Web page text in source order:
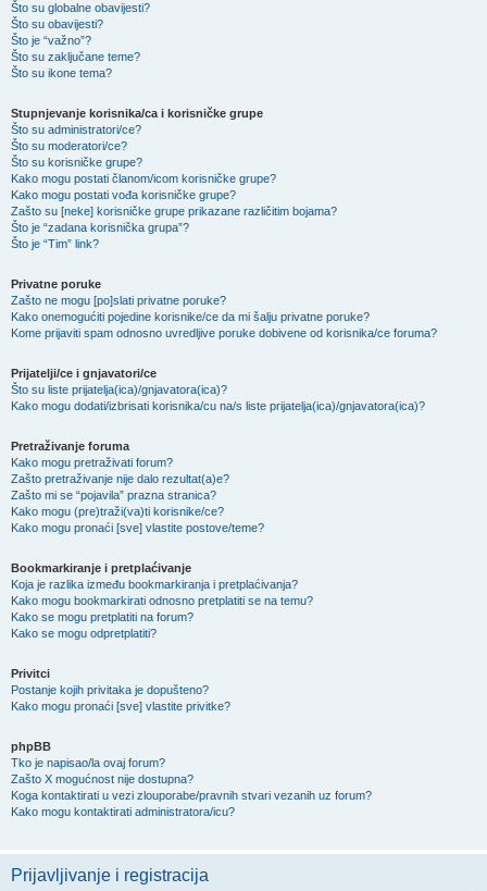
Što su globalne obavijesti?
Što su obavijesti?
Što je “važno”?
Što su zaključane teme?
Što su ikone tema?
Stupnjevanje korisnika/ca i korisničke grupe
Što su administratori/ce?
Što su moderatori/ce?
Što su korisničke grupe?
Kako mogu postati članom/icom korisničke grupe?
Kako mogu postati vođa korisničke grupe?
Zašto su [neke] korisničke grupe prikazane različitim bojama?
Što je “zadana korisnička grupa”?
Što je “Tim” link?
Privatne poruke
Zašto ne mogu [po]slati privatne poruke?
Kako onemogućiti pojedine korisnike/ce da mi šalju privatne poruke?
Kome prijaviti spam odnosno uvredljive poruke dobivene od korisnika/ce foruma?
Prijatelji/ce i gnjavatori/ce
Što su liste prijatelja(ica)/gnjavatora(ica)?
Kako mogu dodati/izbrisati korisnika/cu na/s liste prijatelja(ica)/gnjavatora(ica)?
Pretraživanje foruma
Kako mogu pretraživati forum?
Zašto pretraživanje nije dalo rezultat(a)e?
Zašto mi se “pojavila” prazna stranica?
Kako mogu (pre)traži(va)ti korisnike/ce?
Kako mogu pronaći [sve] vlastite postove/teme?
Bookmarkiranje i pretplaćivanje
Koja je razlika između bookmarkiranja i pretplaćivanja?
Kako mogu bookmarkirati odnosno pretplatiti se na temu?
Kako se mogu pretplatiti na forum?
Kako se mogu odpretplatiti?
Privitci
Postanje kojih privitaka je dopušteno?
Kako mogu pronaći [sve] vlastite privitke?
phpBB
Tko je napisao/la ovaj forum?
Zašto X mogućnost nije dostupna?
Koga kontaktirati u vezi zlouporabe/pravnih stvari vezanih uz forum?
Kako mogu kontaktirati administratora/icu?
Prijavljivanje i registracija